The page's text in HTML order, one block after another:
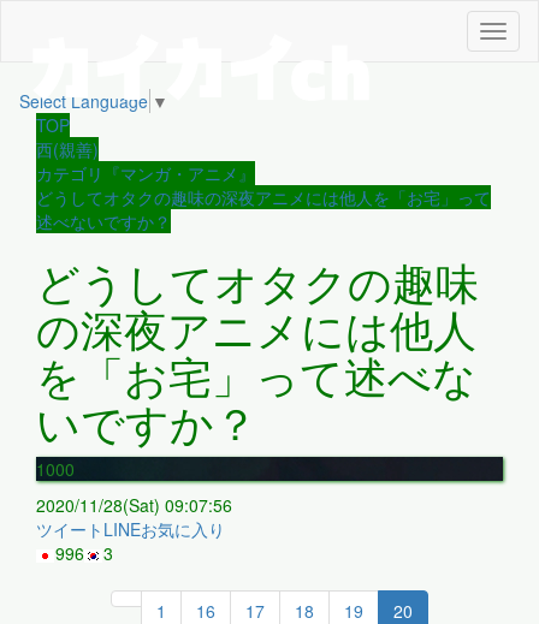
メ
ニ
Select Language ▼
TOP
西(親善)
カテゴリ『マンガ・アニメ』
どうしてオタクの趣味の深夜アニメには他人を「お宅」って
述べないですか？
どうしてオタクの趣味
の深夜アニメには他人
を「お宅」って述べな
いですか？
1000
2020/11/28(Sat) 09:07:56
ツイート LINEお気に入り
996
3
1 16 17 18 19 20